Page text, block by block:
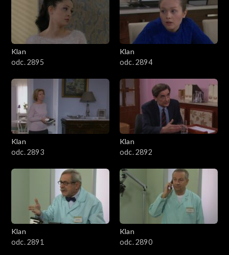
3901–4000
3801–3900
3701–3800
3601–3700
3501–3600
3401–3500
3101–3200
3001–3100
Klan
odc. 2895
Klan
odc. 2894
Klan
odc. 2893
Klan
odc. 2892
Klan
odc. 2891
Klan
odc. 2890